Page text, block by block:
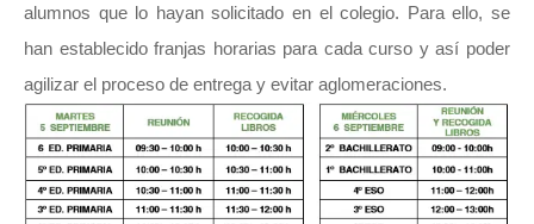
alumnos que lo hayan solicitado en el colegio. Para ello, se
han establecido franjas horarias para cada curso y así poder
agilizar el proceso de entrega y evitar aglomeraciones.